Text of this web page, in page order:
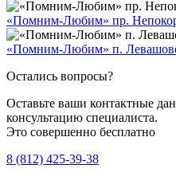
«Помним-Любим» пр.
«Помним-Любим» п.
Остались вопросы?
Оставьте ваши контактные
консультацию специалиста.
Это совершенно бесплатно
8 (812) 425-39-38